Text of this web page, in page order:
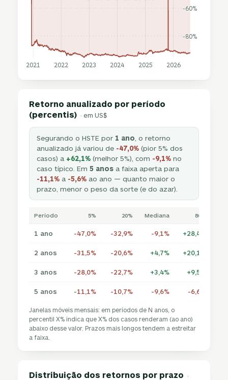
-80%
-60%
2021 2022 2023 2024 2025 2026
Retorno anualizado por período
(percentis) · em US$
Segurando o HSTE por 1 ano , o retorno
anualizado já variou de -47,0% (pior 5% dos
casos) a +62,1% (melhor 5%), com -9,1% no
caso típico. Em5 anos a faixa aperta para
-11,1% a -5,6% ao ano — quanto maior o
prazo, menor o peso da sorte (e do azar).
Período 5% 20% Mediana 80%
1 ano -47,0% -32,9% -9,1% +28,4%
2 anos -31,5% -20,6% +4,7% +20,1%
3 anos -28,0% -22,7% +3,4% +9,5%
5 anos -11,1% -10,7% -9,6% -6,6%
Janelas móveis mensais: em períodos de N anos, o
percentil X% indica que X% dos casos renderam (ao ano)
abaixo desse valor. Prazos mais longos tendem a estreitar
a faixa.
Distribuição dos retornos por prazo ·